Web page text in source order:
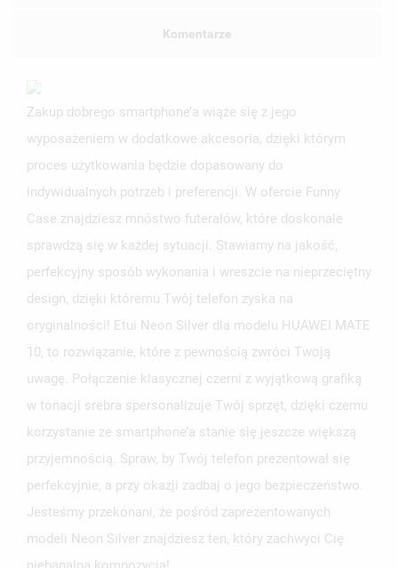
Komentarze
Zakup dobrego smartphone’a wiąże się z jego
wyposażeniem w dodatkowe akcesoria, dzięki którym
proces użytkowania będzie dopasowany do
indywidualnych potrzeb i preferencji. W ofercie Funny
Case znajdziesz mnóstwo futerałów, które doskonale
sprawdzą się w każdej sytuacji. Stawiamy na jakość,
perfekcyjny sposób wykonania i wreszcie na nieprzeciętny
design, dzięki któremu Twój telefon zyska na
oryginalności! Etui Neon Silver dla modelu HUAWEI MATE
10, to rozwiązanie, które z pewnością zwróci Twoją
uwagę. Połączenie klasycznej czerni z wyjątkową grafiką
w tonacji srebra spersonalizuje Twój sprzęt, dzięki czemu
korzystanie ze smartphone’a stanie się jeszcze większą
przyjemnością. Spraw, by Twój telefon prezentował się
perfekcyjnie, a przy okazji zadbaj o jego bezpieczeństwo.
Jesteśmy przekonani, że pośród zaprezentowanych
modeli Neon Silver znajdziesz ten, który zachwyci Cię